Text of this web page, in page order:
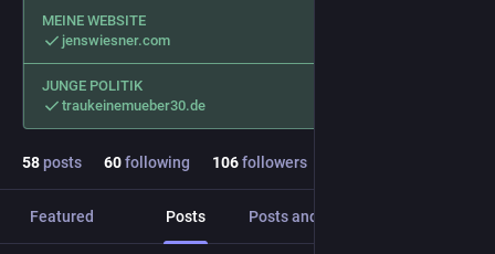
MEINE WEBSITE
jenswiesner.com
JUNGE POLITIK
traukeinemueber30.de
58posts 60following 106followers
Featured Posts Posts and replies